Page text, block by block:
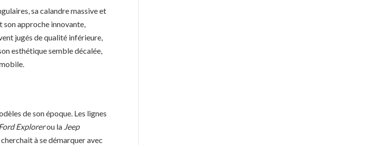
sa calandre massive et
approche innovante,
jugés de qualité inférieure,
esthétique semble décalée,
de son époque. Les lignes
Explorerou la Jeep
à se démarquer avec